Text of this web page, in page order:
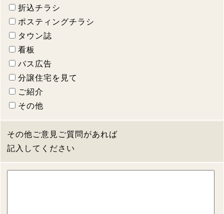
折込チラシ
ポスティングチラシ
タウン誌
看板
バス広告
分譲住宅を見て
ご紹介
その他
その他ご意見ご質問があれば
記入してください